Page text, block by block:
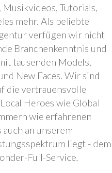
Tutorials,
mehr. Als beliebte
verfügen wir nicht
Branchenkenntnis und
tausenden Models,
New Faces. Wir sind
die vertrauensvolle
Heroes wie Global
wie erfahrenen
an unserem
liegt - dem
Full-Service.